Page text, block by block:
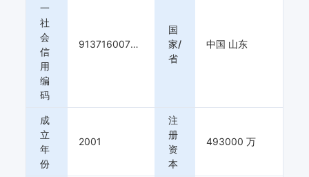
线；拥有国内掌握核
心技术并实现规模化
生产的玉米果糖生产
糖、药用葡萄糖、食
用葡萄糖、葡萄糖酸
钠、麦芽糊精、玉米
淀粉等。2006年5月
企业被认定为“中国糖
一
社
会
信
用
编
码
913716007834514051
国
家/
省
中国 山东
成
立
年
份
2001
注
册
资
本
493000 万